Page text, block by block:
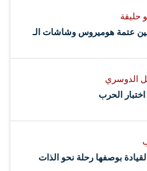
حليقة
بين عتمة هوميروس وشاشات الـ
الدوسري
الحرب
بوصفها رحلة نحو الذات